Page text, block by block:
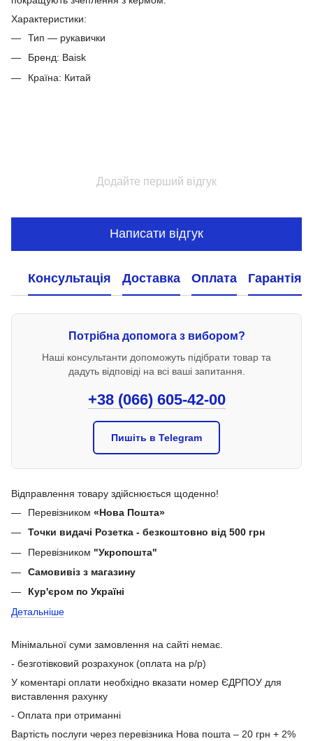
Характеристики:
Тип — рукавички
Бренд: Baisk
Країна: Китай
Додайте перший відгук
Написати відгук
Консультація Доставка Оплата Гарантія
Потрібна допомога з вибором?
Наші консультанти допоможуть підібрати товар та
дадуть відповіді на всі ваші запитання.
+38 (066) 605-42-00
Пишіть в Telegram
Відправлення товару здійснюється щоденно!
Перевізником «Нова Пошта»
Точки видачі Розетка - безкоштовно від 500 грн
Перевізником "Укропошта"
Самовивіз з магазину
Кур'єром по Україні
Детальніше
Мінімальної суми замовлення на сайті немає.
- безготівковий розрахунок (оплата на р/р)
У коментарі оплати необхідно вказати номер ЄДРПОУ для
виставлення рахунку
- Оплата при отриманні
Вартість послуги через перевізника Нова пошта – 20 грн + 2%